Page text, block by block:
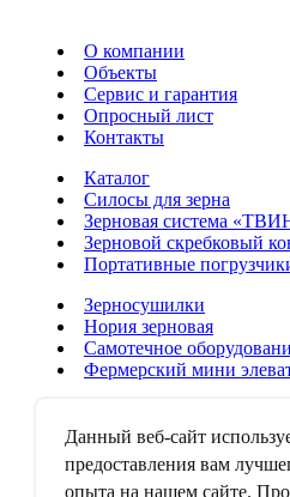
О компании
Объекты
Сервис и гарантия
Опросный лист
Контакты
Каталог
Силосы для зерна
Зерновая система
Зерновой скребковый
Портативные
Зерносушилки
Нория зерновая
Самотечное
Фермерский мини
Зерноочистительные
Дробильно-
Данный веб-сайт
предоставления вам
опыта на нашем сайте.